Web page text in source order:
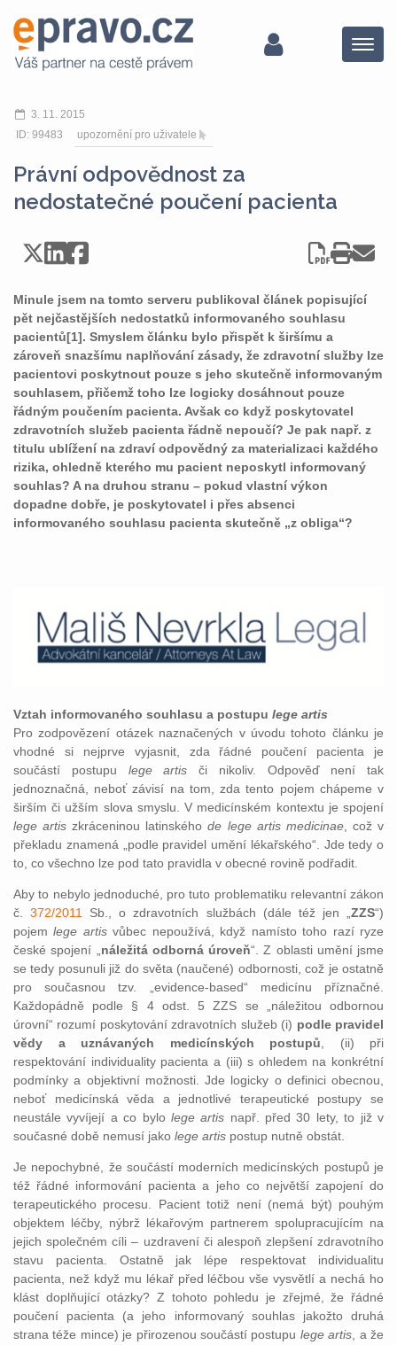
Menu
3. 11. 2015
ID: 99483
upozornění pro uživatele
Právní odpovědnost za
nedostatečné poučení pacienta
Minule jsem na tomto serveru publikoval článek popisující
pět nejčastějších nedostatků informovaného souhlasu
pacientů[1]. Smyslem článku bylo přispět k širšímu a
zároveň snazšímu naplňování zásady, že zdravotní služby lze
pacientovi poskytnout pouze s jeho skutečně informovaným
souhlasem, přičemž toho lze logicky dosáhnout pouze
řádným poučením pacienta. Avšak co když poskytovatel
zdravotních služeb pacienta řádně nepoučí? Je pak např. z
titulu ublížení na zdraví odpovědný za materializaci každého
rizika, ohledně kterého mu pacient neposkytl informovaný
souhlas? A na druhou stranu – pokud vlastní výkon
dopadne dobře, je poskytovatel i přes absenci
informovaného souhlasu pacienta skutečně „z obliga“?
Vztah informovaného souhlasu a postupu lege artis
Pro zodpovězení otázek naznačených v úvodu tohoto článku je
vhodné si nejprve vyjasnit, zda řádné poučení pacienta je
součástí postupu lege artis či nikoliv. Odpověď není tak
jednoznačná, neboť závisí na tom, zda tento pojem chápeme v
širším či užším slova smyslu. V medicínském kontextu je spojení
lege artis zkráceninou latinskéhode lege artis medicinae, což v
překladu znamená „podle pravidel umění lékařského“. Jde tedy o
to, co všechno lze pod tato pravidla v obecné rovině podřadit.
Aby to nebylo jednoduché, pro tuto problematiku relevantní zákon
č.372/2011 Sb., o zdravotních službách (dále též jen „ZZS“)
pojemlege artisvůbec nepoužívá, když namísto toho razí ryze
české spojení „ náležitá odborná úroveň“. Z oblasti umění jsme
se tedy posunuli již do světa (naučené) odbornosti, což je ostatně
pro současnou tzv. „evidence-based“ medicínu příznačné.
Každopádně podle § 4 odst. 5 ZZS se „náležitou odbornou
úrovní“ rozumí poskytování zdravotních služeb (i) podle pravidel
vědy a uznávaných medicínských postupů , (ii) při
respektování individuality pacienta a (iii) s ohledem na konkrétní
podmínky a objektivní možnosti. Jde logicky o definici obecnou,
neboť medicínská věda a jednotlivé terapeutické postupy se
neustále vyvíjejí a co bylo lege artis např. před 30 lety, to již v
současné době nemusí jako lege artis postup nutně obstát.
Je nepochybné, že součástí moderních medicínských postupů je
též řádné informování pacienta a jeho co největší zapojení do
terapeutického procesu. Pacient totiž není (nemá být) pouhým
objektem léčby, nýbrž lékařovým partnerem spolupracujícím na
jejich společném cíli – uzdravení či alespoň zlepšení zdravotního
stavu pacienta. Ostatně jak lépe respektovat individualitu
pacienta, než když mu lékař před léčbou vše vysvětlí a nechá ho
klást doplňující otázky? Z tohoto pohledu je zřejmé, že řádné
poučení pacienta (a jeho informovaný souhlas jakožto druhá
strana téže mince) je přirozenou součástí postupu lege artis , a že